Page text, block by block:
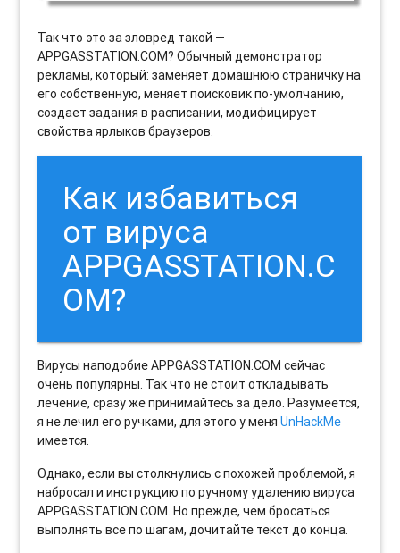
Так что это за зловред такой —
APPGASSTATION.COM? Обычный демонстратор
рекламы, который: заменяет домашнюю страничку на
его собственную, меняет поисковик по-умолчанию,
создает задания в расписании, модифицирует
свойства ярлыков браузеров.
Как избавиться
от вируса
APPGASSTATION.C
OM?
Вирусы наподобие APPGASSTATION.COM сейчас
очень популярны. Так что не стоит откладывать
лечение, сразу же принимайтесь за дело. Разумеется,
я не лечил его ручками, для этого у меняUnHackMe
имеется.
Однако, если вы столкнулись с похожей проблемой, я
набросал и инструкцию по ручному удалению вируса
APPGASSTATION.COM. Но прежде, чем бросаться
выполнять все по шагам, дочитайте текст до конца.